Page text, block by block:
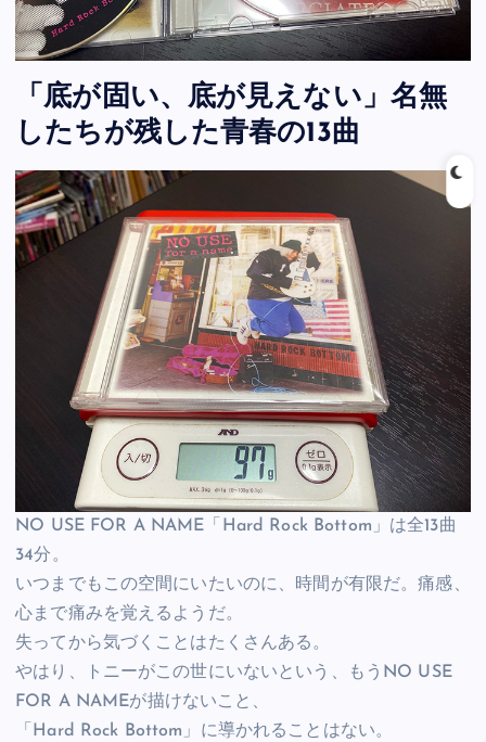
「底が固い、底が見えない」名無
したちが残した青春の13曲
NO USE FOR A NAME「Hard Rock Bottom」は全13曲
34分。
いつまでもこの空間にいたいのに、時間が有限だ。痛感、
心まで痛みを覚えるようだ。
失ってから気づくことはたくさんある。
やはり、トニーがこの世にいないという、もうNO USE
FOR A NAMEが描けないこと、
「Hard Rock Bottom」に導かれることはない。